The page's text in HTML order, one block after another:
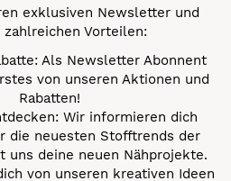
exklusiven Newsletter und
Vorteilen:
Als Newsletter Abonnent
von unseren Aktionen und
Rabatten!
Wir informieren dich
die neuesten Stofftrends der
uns deine neuen Nähprojekte.
von unseren kreativen Ideen